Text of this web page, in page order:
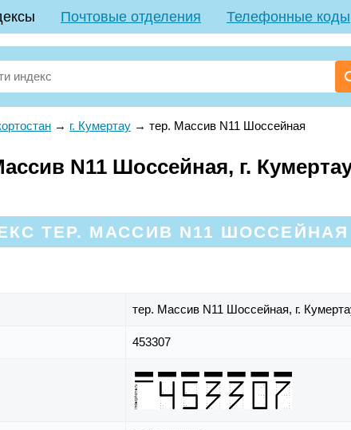
Почтовые отделения Телефонные коды
→ г. Кумертау → тер. Массив N11 Шоссейная
N11 Шоссейная, г.
ТЕР. МАССИВ N11 ШОССЕЙНАЯ
тер. Массив N11 Шоссейная, г.
453307